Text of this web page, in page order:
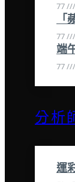
77
77
端
77
分析
運